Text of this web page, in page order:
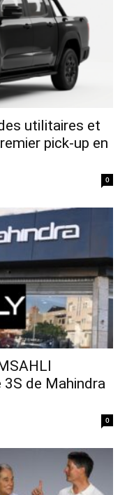
utilitaires et
pick-up en
0
3S de Mahindra
0